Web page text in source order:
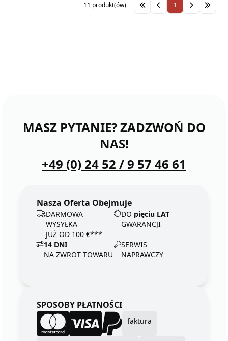
1
11 produkt(ów)
MASZ PYTANIE? ZADZWOŃ DO
NAS!
+49 (0) 24 52 / 9 57 46 61
Nasza Oferta Obejmuje
DARMOWA
WYSYŁKA
JUŻ OD 100 €***
DO pięciu LAT
GWARANCJI
14 DNI
NA ZWROT TOWARU
SERWIS
NAPRAWCZY
SPOSOBY PŁATNOŚCI
faktura